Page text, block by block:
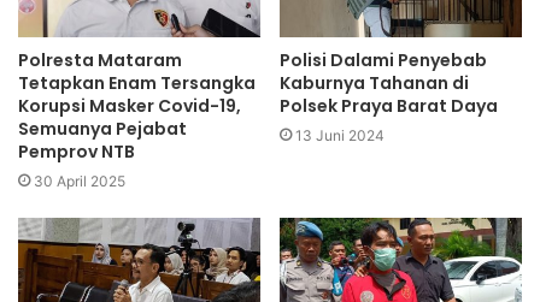
Polresta Mataram
Tetapkan Enam Tersangka
Korupsi Masker Covid-19,
Semuanya Pejabat
Pemprov NTB
30 April 2025
Polisi Dalami Penyebab
Kaburnya Tahanan di
Polsek Praya Barat Daya
13 Juni 2024